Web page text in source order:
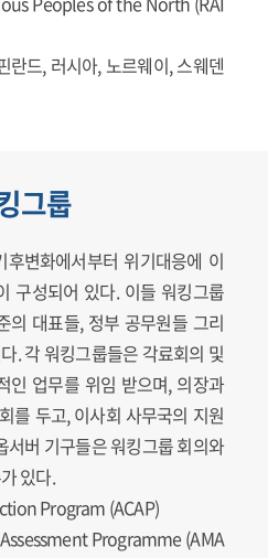
란드, 러시아, 노르웨이, 스웨덴
그룹
변화에서부터 위기대응에 이
구성되어 있다. 이들 워킹그룹
의 대표들, 정부 공무원들 그리
. 각 워킹그룹들은 각료회의 및
인 업무를 위임 받으며, 의장과
를 두고, 이사회 사무국의 지원
서버 기구들은 워킹그룹 회의와
있다.
Program (ACAP)
Programme (AMA